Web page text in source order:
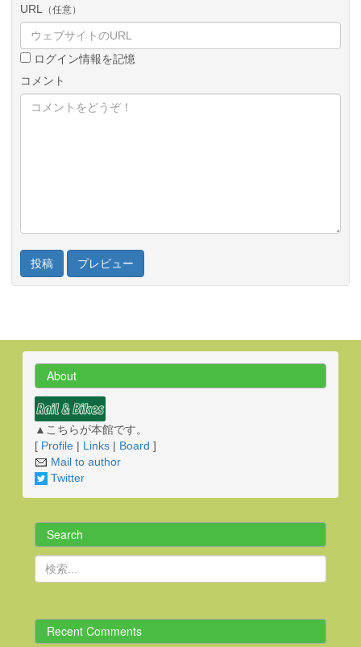
URL （任意）
ログイン情報を記憶
コメント
About
▲こちらが本館です。
[ Profile | Links | Board ]
Mail to author
Twitter
Search
Recent Comments